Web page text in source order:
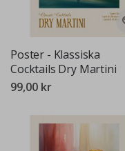
Poster - Klassiska
Cocktails Dry Martini
99,00 kr